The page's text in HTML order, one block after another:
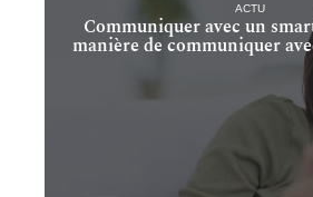
ACTU
Communiquer avec un
manière de communiquer